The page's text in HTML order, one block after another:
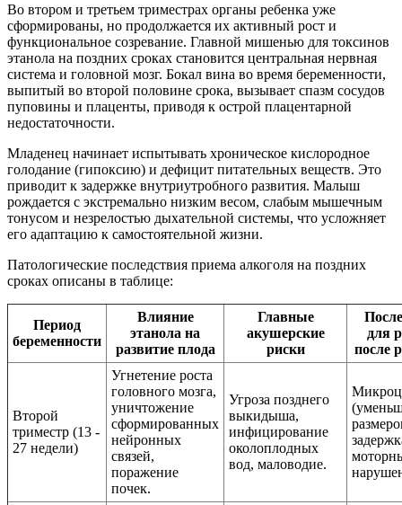
Во втором и третьем триместрах органы ребенка уже
сформированы, но продолжается их активный рост и
функциональное созревание. Главной мишенью для токсинов
этанола на поздних сроках становится центральная нервная
система и головной мозг. Бокал вина во время беременности,
выпитый во второй половине срока, вызывает спазм сосудов
пуповины и плаценты, приводя к острой плацентарной
недостаточности.
Младенец начинает испытывать хроническое кислородное
голодание (гипоксию) и дефицит питательных веществ. Это
приводит к задержке внутриутробного развития. Малыш
рождается с экстремально низким весом, слабым мышечным
тонусом и незрелостью дыхательной системы, что усложняет
его адаптацию к самостоятельной жизни.
Патологические последствия приема алкоголя на поздних
сроках описаны в таблице:
Период
беременности
Влияние
этанола на
развитие плода
Главные
акушерские
риски
для
после
Второй
триместр (13 -
27 недели)
Угнетение роста
головного мозга,
уничтожение
сформированных
нейронных
связей,
поражение
почек.
Угроза позднего
выкидыша,
инфицирование
околоплодных
вод, маловодие.